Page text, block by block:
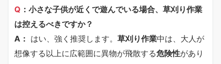
Q ：小さな子供が近くで遊んでいる場合、草刈り作業
は控えるべきですか？
A： はい、強く推奨します。 草刈り作業中は、大人が
想像する以上に広範囲に異物が飛散する危険性があり